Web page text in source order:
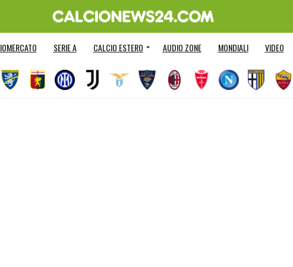
SERIE A CALCIO ESTERO AUDIO ZONE MONDIALI VIDEO